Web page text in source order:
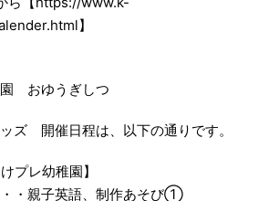
】
園 おゆうぎしつ
ズ 開催日程は、以下の通りです。
プレ幼稚園】
・・親子英語、制作あそび①